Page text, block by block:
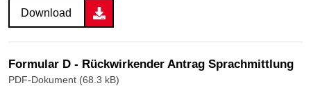
Download
Formular D - Rückwirkender Antrag Sprachmittlung
PDF-Dokument (68.3 kB)